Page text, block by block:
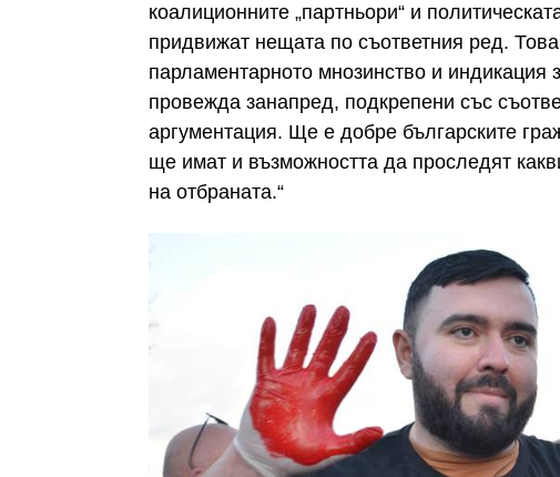
коалиционните „партньори“ и
придвижат нещата по съответния ред.
парламентарното мнозинство и индикация
провежда занапред, подкрепени със
аргументация. Ще е добре българските
ще имат и възможността да проследят
на отбраната.“